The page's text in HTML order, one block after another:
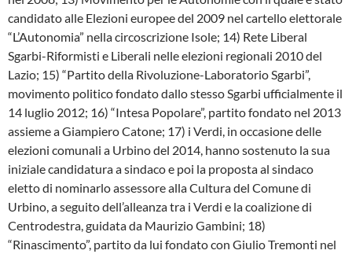
candidato alle Elezioni europee del 2009 nel cartello elettorale
“L’Autonomia” nella circoscrizione Isole; 14) Rete Liberal
Sgarbi-Riformisti e Liberali nelle elezioni regionali 2010 del
Lazio; 15) “Partito della Rivoluzione-Laboratorio Sgarbi”,
movimento politico fondato dallo stesso Sgarbi ufficialmente il
14 luglio 2012; 16) “Intesa Popolare”, partito fondato nel 2013
assieme a Giampiero Catone; 17) i Verdi, in occasione delle
elezioni comunali a Urbino del 2014, hanno sostenuto la sua
iniziale candidatura a sindaco e poi la proposta al sindaco
eletto di nominarlo assessore alla Cultura del Comune di
Urbino, a seguito dell’alleanza tra i Verdi e la coalizione di
Centrodestra, guidata da Maurizio Gambini; 18)
“Rinascimento”, partito da lui fondato con Giulio Tremonti nel